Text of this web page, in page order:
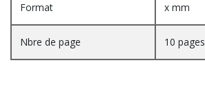
Format x mm
Nbre de page 10 pages